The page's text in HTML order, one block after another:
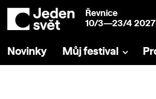
Řevnice
10/3—23/4 2027
Novinky Můj festival